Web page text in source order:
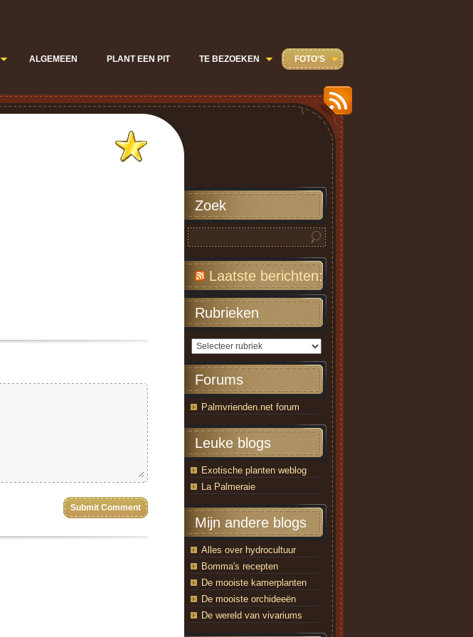
ALGEMEEN PLANT EEN PIT TE BEZOEKEN FOTO’S
Zoek
Laatste berichten:
Rubrieken
Forums
Palmvrienden.net forum
Leuke blogs
Exotische planten weblog
La Palmeraie
Mijn andere blogs
Alles over hydrocultuur
Bomma's recepten
De mooiste kamerplanten
De mooiste orchideeën
De wereld van vivariums